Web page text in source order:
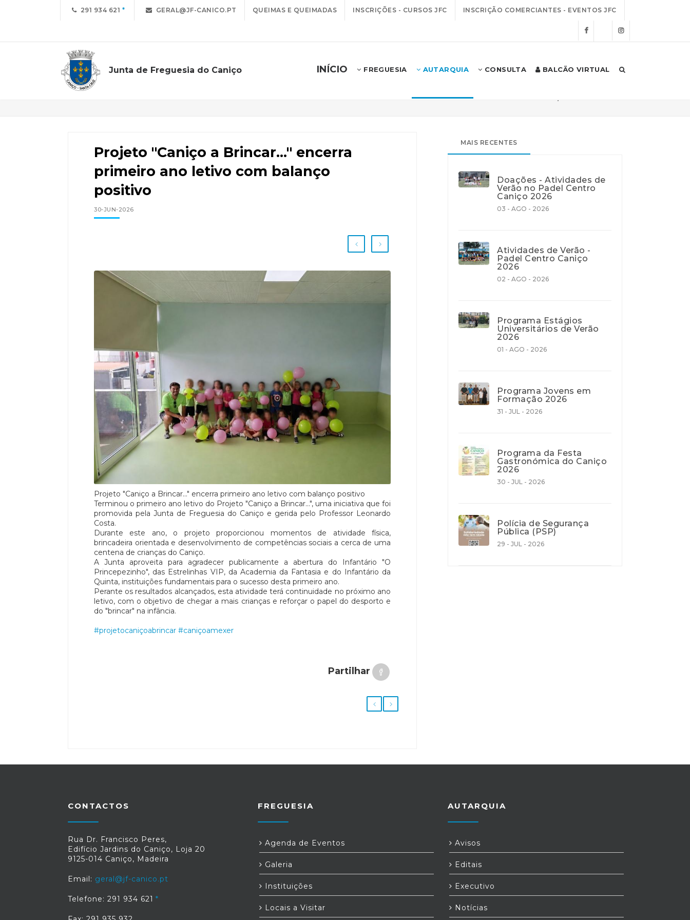
291 934 621 GERAL@JF-CANICO.PT QUEIMAS E QUEIMADAS INSCRIÇÕES - CURSOS JFC INSCRIÇÃO COMERCIANTES - EVENTOS JFC
Junta de Freguesia do Caniço INÍCIO FREGUESIA AUTARQUIA CONSULTA BALCÃO VIRTUAL
Projeto "Caniço a Brincar..." encerra
primeiro ano letivo com balanço
positivo
30-JUN-2026
Projeto "Caniço a Brincar..." encerra primeiro ano letivo com balanço positivo
Terminou o primeiro ano letivo do Projeto "Caniço a Brincar...", uma iniciativa que foi
promovida pela Junta de Freguesia do Caniço e gerida pelo Professor Leonardo
Costa.
Durante este ano, o projeto proporcionou momentos de atividade física,
brincadeira orientada e desenvolvimento de competências sociais a cerca de uma
centena de crianças do Caniço.
A Junta aproveita para agradecer publicamente a abertura do Infantário "O
Princepezinho", das Estrelinhas VIP, da Academia da Fantasia e do Infantário da
Quinta, instituições fundamentais para o sucesso desta primeiro ano.
Perante os resultados alcançados, esta atividade terá continuidade no próximo ano
letivo, com o objetivo de chegar a mais crianças e reforçar o papel do desporto e
do "brincar" na infância.
#projetocaniçoabrincar #caniçoamexer
Partilhar
MAIS RECENTES
Doações - Atividades de
Verão no Padel Centro
Caniço 2026
03 - AGO - 2026
Atividades de Verão -
Padel Centro Caniço
2026
02 - AGO - 2026
Programa Estágios
Universitários de Verão
2026
01 - AGO - 2026
Programa Jovens em
Formação 2026
31 - JUL - 2026
Programa da Festa
Gastronómica do Caniço
2026
30 - JUL - 2026
Polícia de Segurança
Pública (PSP)
29 - JUL - 2026
CONTACTOS
Rua Dr. Francisco Peres,
Edifício Jardins do Caniço, Loja 20
9125-014 Caniço, Madeira
Email: geral@jf-canico.pt
Telefone: 291 934 621
FREGUESIA
Agenda de Eventos
Galeria
Instituições
Locais a Visitar
AUTARQUIA
Avisos
Editais
Executivo
Notícias